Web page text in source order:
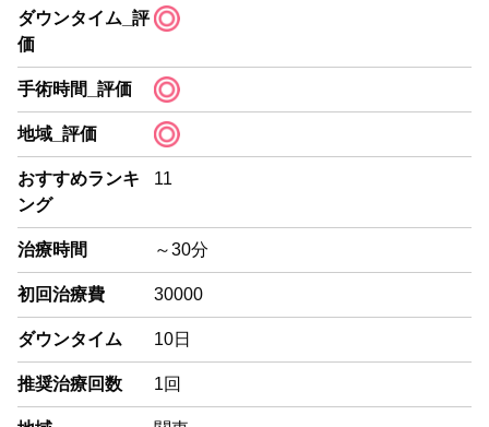
ダウンタイム_評
価
手術時間_評価
地域_評価
おすすめランキ
ング
11
治療時間 ～30分
初回治療費 30000
ダウンタイム 10日
推奨治療回数 1回